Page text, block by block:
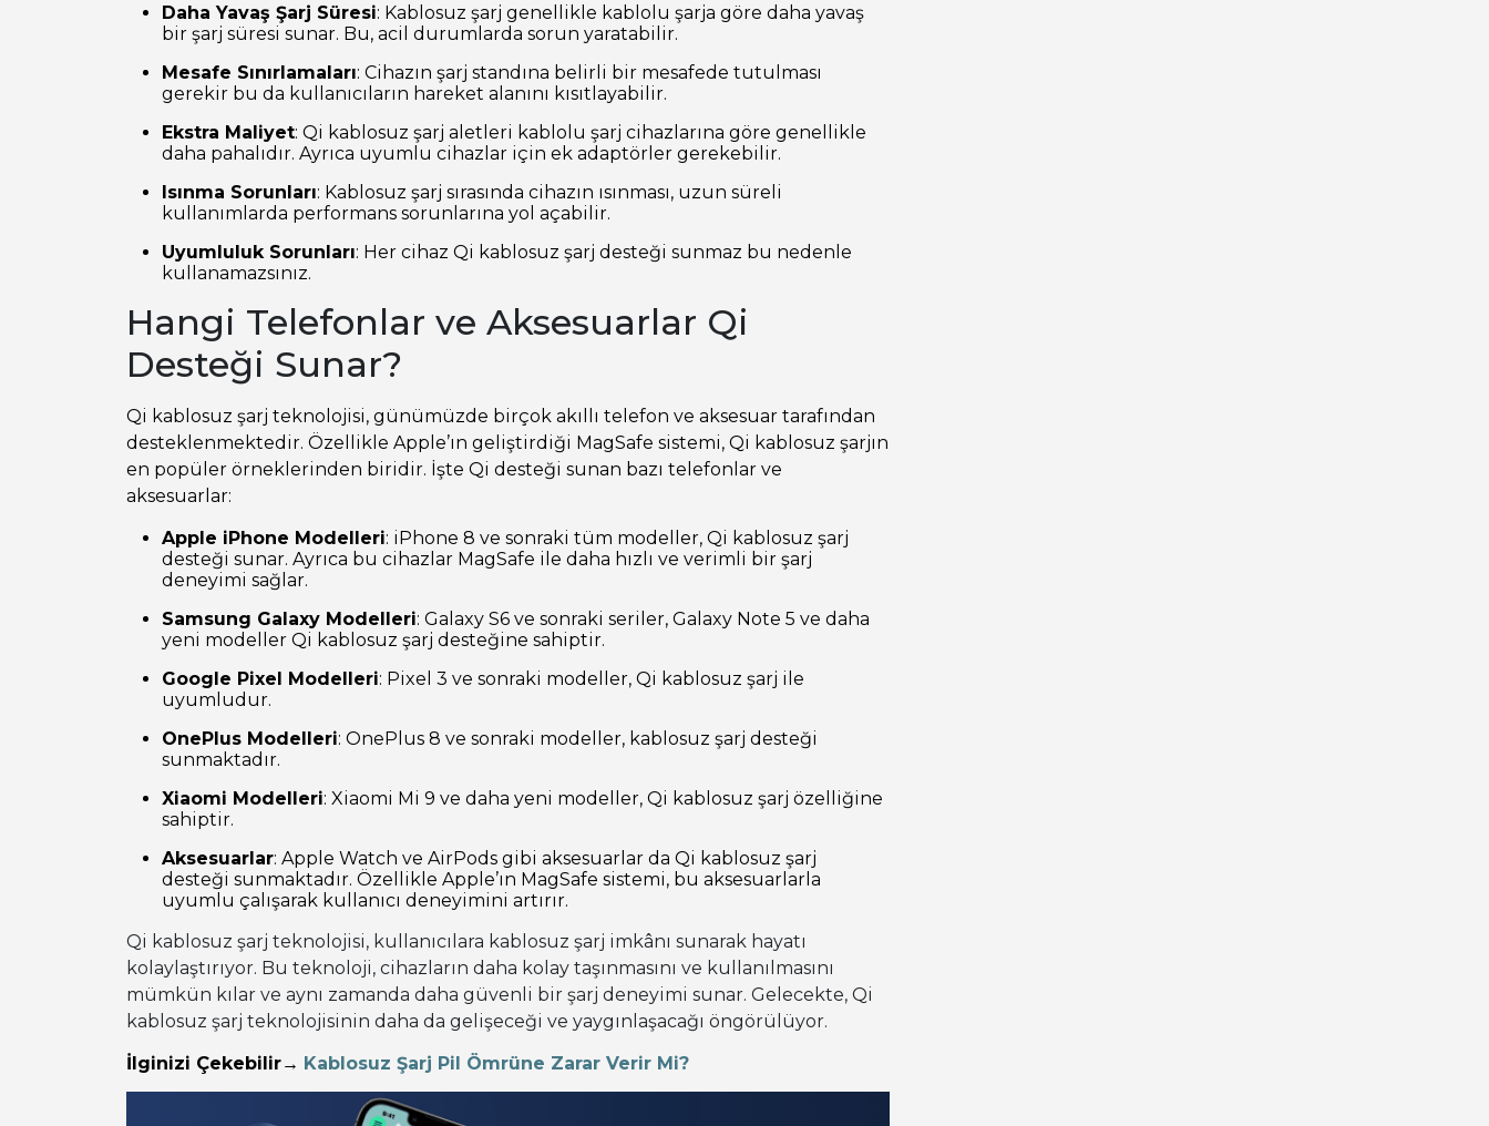
Daha Yavaş Şarj Süresi: Kablosuz şarj genellikle kablolu şarja göre daha yavaş
bir şarj süresi sunar. Bu, acil durumlarda sorun yaratabilir.
Mesafe Sınırlamaları: Cihazın şarj standına belirli bir mesafede tutulması
gerekir bu da kullanıcıların hareket alanını kısıtlayabilir.
Ekstra Maliyet: Qi kablosuz şarj aletleri kablolu şarj cihazlarına göre genellikle
daha pahalıdır. Ayrıca uyumlu cihazlar için ek adaptörler gerekebilir.
Isınma Sorunları: Kablosuz şarj sırasında cihazın ısınması, uzun süreli
kullanımlarda performans sorunlarına yol açabilir.
Uyumluluk Sorunları: Her cihaz Qi kablosuz şarj desteği sunmaz bu nedenle
kullanamazsınız.
Hangi Telefonlar ve Aksesuarlar Qi
Desteği Sunar?
Qi kablosuz şarj teknolojisi, günümüzde birçok akıllı telefon ve aksesuar tarafından
desteklenmektedir. Özellikle Apple’ın geliştirdiği MagSafe sistemi, Qi kablosuz şarjın
en popüler örneklerinden biridir. İşte Qi desteği sunan bazı telefonlar ve
aksesuarlar:
Apple iPhone Modelleri: iPhone 8 ve sonraki tüm modeller, Qi kablosuz şarj
desteği sunar. Ayrıca bu cihazlar MagSafe ile daha hızlı ve verimli bir şarj
deneyimi sağlar.
Samsung Galaxy Modelleri: Galaxy S6 ve sonraki seriler, Galaxy Note 5 ve daha
yeni modeller Qi kablosuz şarj desteğine sahiptir.
Google Pixel Modelleri: Pixel 3 ve sonraki modeller, Qi kablosuz şarj ile
uyumludur.
OnePlus Modelleri: OnePlus 8 ve sonraki modeller, kablosuz şarj desteği
sunmaktadır.
Xiaomi Modelleri: Xiaomi Mi 9 ve daha yeni modeller, Qi kablosuz şarj özelliğine
sahiptir.
Aksesuarlar: Apple Watch ve AirPods gibi aksesuarlar da Qi kablosuz şarj
desteği sunmaktadır. Özellikle Apple’ın MagSafe sistemi, bu aksesuarlarla
uyumlu çalışarak kullanıcı deneyimini artırır.
Qi kablosuz şarj teknolojisi, kullanıcılara kablosuz şarj imkânı sunarak hayatı
kolaylaştırıyor. Bu teknoloji, cihazların daha kolay taşınmasını ve kullanılmasını
mümkün kılar ve aynı zamanda daha güvenli bir şarj deneyimi sunar. Gelecekte, Qi
kablosuz şarj teknolojisinin daha da gelişeceği ve yaygınlaşacağı öngörülüyor.
İlginizi Çekebilir→ Kablosuz Şarj Pil Ömrüne Zarar Verir Mi?